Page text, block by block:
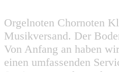
Orgelnoten Chornoten
Musikversand. Der
Von Anfang an haben
einen umfassenden